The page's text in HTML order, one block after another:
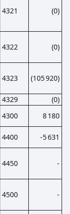
4321 (0)
4322 (0)
4323 (105 920)
4329
(0)
4300
8 180
4400
-5 631
4450 -
4500 -